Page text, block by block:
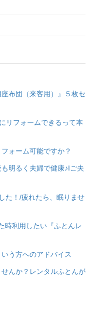
布団（来客用）』５枚セ
リフォームできるって本
ォーム可能ですか？
明るく夫婦で健康♪Iご夫
た！/疲れたら、眠りませ
時利用したい『ふとんレ
う方へのアドバイス
んか？レンタルふとんが